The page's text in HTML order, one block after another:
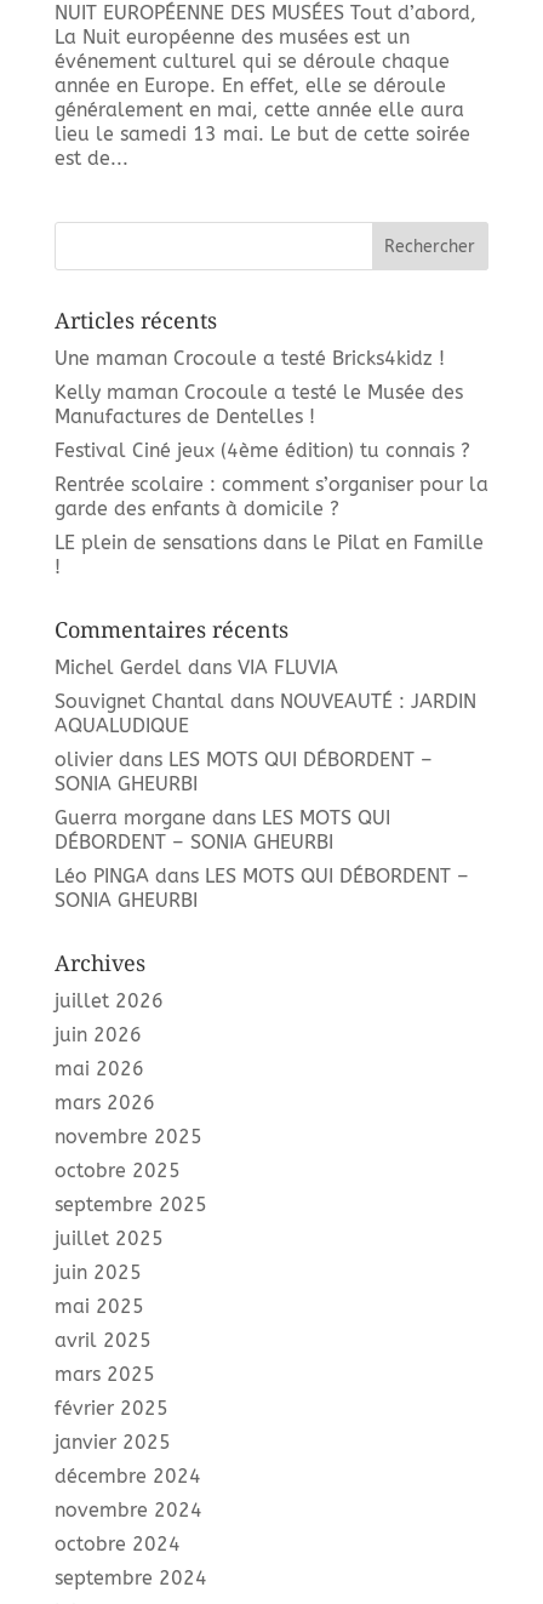
NUIT EUROPÉENNE DES MUSÉES Tout d’abord,
La Nuit européenne des musées est un
événement culturel qui se déroule chaque
année en Europe. En effet, elle se déroule
généralement en mai, cette année elle aura
lieu le samedi 13 mai. Le but de cette soirée
est de...
Articles récents
Une maman Crocoule a testé Bricks4kidz !
Kelly maman Crocoule a testé le Musée des
Manufactures de Dentelles !
Festival Ciné jeux (4ème édition) tu connais ?
Rentrée scolaire : comment s’organiser pour la
garde des enfants à domicile ?
LE plein de sensations dans le Pilat en Famille
!
Commentaires récents
Michel Gerdeldans VIA FLUVIA
Souvignet Chantaldans NOUVEAUTÉ : JARDIN
AQUALUDIQUE
olivierdans LES MOTS QUI DÉBORDENT –
SONIA GHEURBI
Guerra morgane dans LES MOTS QUI
DÉBORDENT – SONIA GHEURBI
Léo PINGAdans LES MOTS QUI DÉBORDENT –
SONIA GHEURBI
Archives
juillet 2026
juin 2026
mai 2026
mars 2026
novembre 2025
octobre 2025
septembre 2025
juillet 2025
juin 2025
mai 2025
avril 2025
mars 2025
février 2025
janvier 2025
décembre 2024
novembre 2024
octobre 2024
septembre 2024